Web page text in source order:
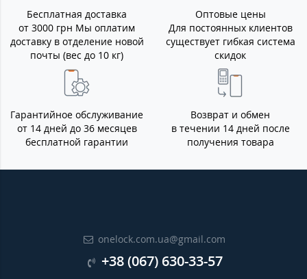
Бесплатная доставка
от 3000 грн Мы оплатим
доставку в отделение новой
почты (вес до 10 кг)
Оптовые цены
Для постоянных клиентов
существует гибкая система
скидок
Гарантийное обслуживание
от 14 дней до 36 месяцев
бесплатной гарантии
Возврат и обмен
в течении 14 дней после
получения товара
onelock.com.ua@gmail.com
+38 (067) 630-33-57